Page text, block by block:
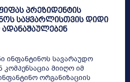
პრეზიდენტის
საყვარლისთვის დიდი
ინფანტინოს სავარაუდო
კომპენსაცია მიიღო იმ
ორგანიზაციის